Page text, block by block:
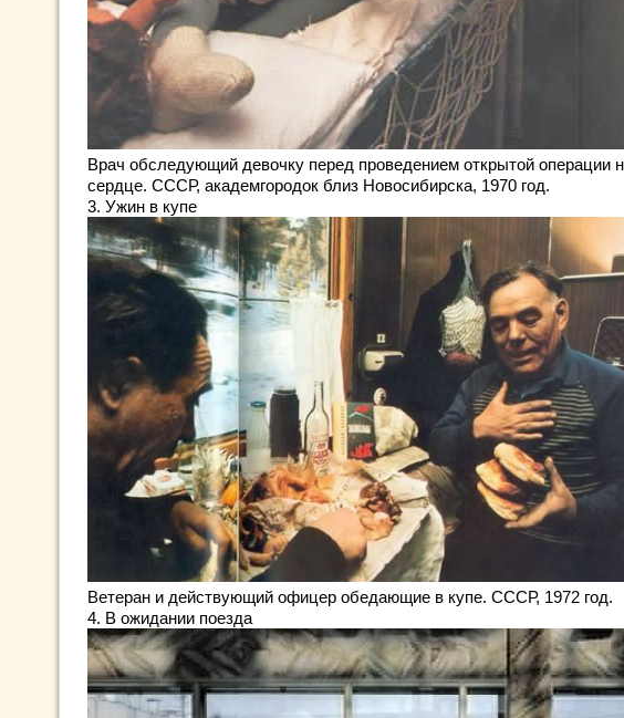
Врач обследующий девочку перед проведением открытой операции
сердце. СССР, академгородок близ Новосибирска, 1970 год.
3. Ужин в купе
Ветеран и действующий офицер обедающие в купе. СССР, 1972 год.
4. В ожидании поезда